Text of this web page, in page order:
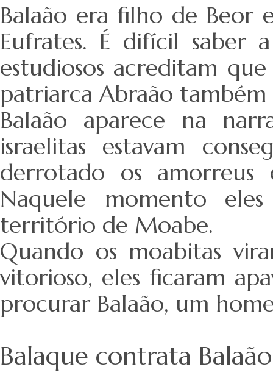
Balaão era filho de Beor
Eufrates. É difícil saber
estudiosos acreditam
patriarca Abraão
Balaão aparece na
israelitas estavam
derrotado os
Naquele momento
território de Moabe.
Quando os moabitas
vitorioso, eles ficaram
procurar Balaão, um
Balaque contrata